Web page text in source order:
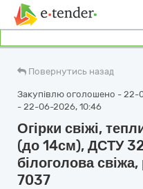
Повернутись назад
Закупівлю оголошено - 22-
- 22-06-2026, 10:46
Огірки свіжі,
(до 14см), ДСТУ
білоголова
7037